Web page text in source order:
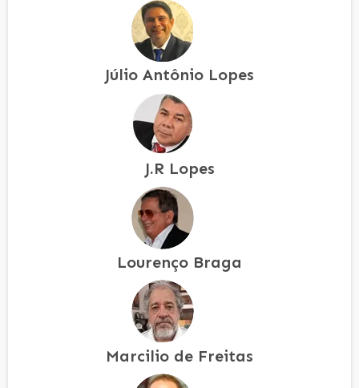
Júlio Antônio Lopes
J.R Lopes
Lourenço Braga
Marcilio de Freitas